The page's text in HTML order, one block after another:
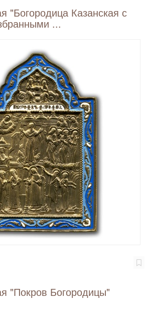
"Богородица Казанская с
...
"Покров Богородицы"